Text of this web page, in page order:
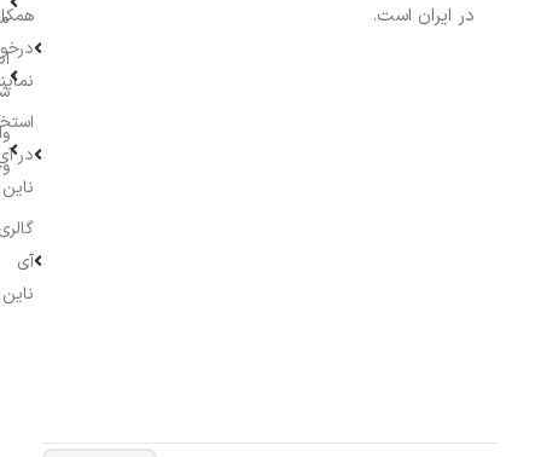
در ایران است.
در
ناین
آی
ناین